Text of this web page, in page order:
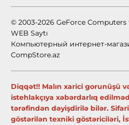
© 2003-2026 GeForce Computers
WEB Saytı
Компьютерный интернет-
CompStore.az
Diqqət!! Malın xarici gorunüşü
istehlakçıya xəbərdarlıq
tərəfindən dəyişdirilə bilər.
göstərilən texniki göstəriciləri,